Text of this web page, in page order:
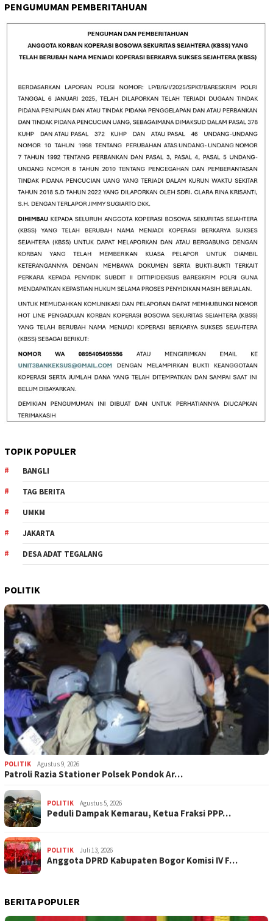
PENGUMUMAN PEMBERITAHUAN
TOPIK POPULER
BANGLI
TAG BERITA
UMKM
JAKARTA
DESA ADAT TEGALANG
POLITIK
POLITIK Agustus 9, 2026
Patroli Razia Stationer Polsek Pondok Ar…
POLITIK Agustus 5, 2026
‎Peduli Dampak Kemarau, Ketua Fraksi PPP…
POLITIK Juli 13, 2026
Anggota DPRD Kabupaten Bogor Komisi IV F…
BERITA POPULER